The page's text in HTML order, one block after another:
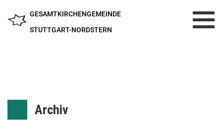
GESAMTKIRCHENGEMEINDE
STUTTGART-NORDSTERN
Archiv